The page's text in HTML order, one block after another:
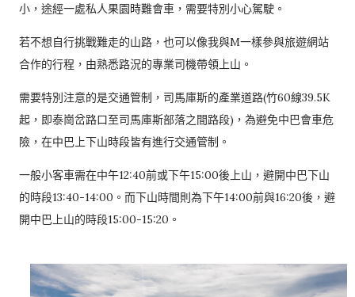
小，途經一處私人果園時難會車，需要特別小心駕駛。
若不想自行挑戰難走的山路，也可以像我與M一樣參與旅遊網站
合作的行程，由熟悉路況的專業司機帶領上山。
需要特別注意的是交通管制，司馬庫斯的產業道路(竹60線39.5K
起，即泰崗岔路口至司馬庫斯部落之間路段)，為避免中巴會車危
險，在中巴上下山時段皆有進行交通管制。
一般小客車需在中午12:40前或下午15:00後上山，避開中巴下山
的時段13:40-14:00。而下山時間則為下午14:00前與16:20後，避
開中巴上山的時段15:00-15:20。